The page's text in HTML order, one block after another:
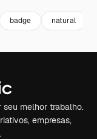
badge natural
melhor trabalho.
empresas,